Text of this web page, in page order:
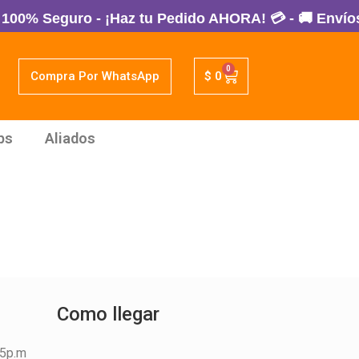
Seguro - ¡Haz tu Pedido AHORA! 💳 - 🚚 Envíos
Compra Por WhatsApp $ 0 0
Aliados
Como llegar